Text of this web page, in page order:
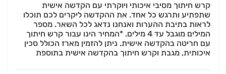
קרש חיתוך מסיבי איכותי ויוקרתי עם הקדשה אישית
שתפתיע ותרגש כל אחד. את ההקדשה ליקרים לכם תוכלו
לראות בתיבת ההערות ואנחנו נדאג לכל השאר. מספר
המילים מוגבל עד 4 מילים. *המחיר הינו עבור קרש חיתוך
עם חריטה בהקדשה אישית. ניתן להזמין מארז הכולל סכין
איכותית, מגבת וקרש חיתוך בהקדשה אישית בתוספת